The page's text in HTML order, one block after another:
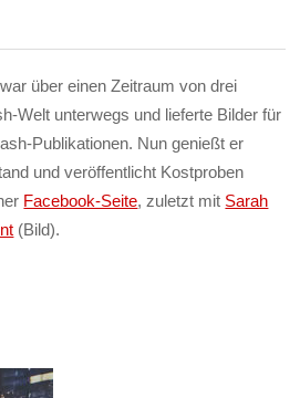
über einen Zeitraum von drei
Welt unterwegs und lieferte Bilder für
Publikationen. Nun genießt er
und veröffentlicht Kostproben
Facebook-Seite, zuletzt mit Sarah
(Bild).